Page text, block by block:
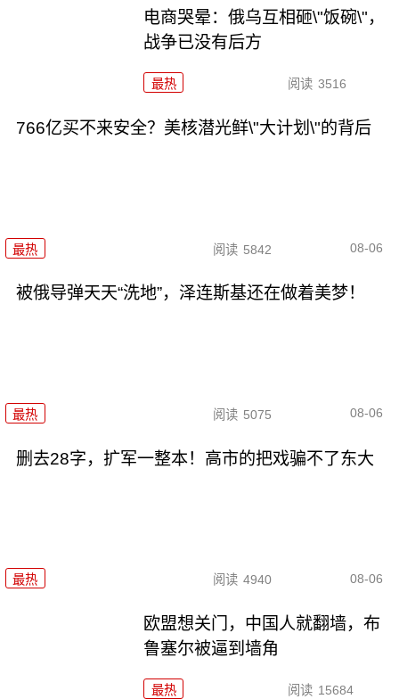
电商哭晕：俄乌互相砸\"饭碗\"，
战争已没有后方
最热 阅读 3516
766亿买不来安全？美核潜光鲜\"大计划\"的背后
最热 阅读 5842 08-06
被俄导弹天天“洗地”，泽连斯基还在做着美梦！
最热 阅读 5075 08-06
删去28字，扩军一整本！高市的把戏骗不了东大
最热 阅读 4940 08-06
欧盟想关门，中国人就翻墙，布
鲁塞尔被逼到墙角
最热 阅读 15684